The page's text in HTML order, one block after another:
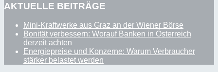
AKTUELLE BEITRÄGE
Mini-Kraftwerke aus Graz an der Wiener Börse
Bonität verbessern: Worauf Banken in Österreich
derzeit achten
Energiepreise und Konzerne: Warum Verbraucher
stärker belastet werden